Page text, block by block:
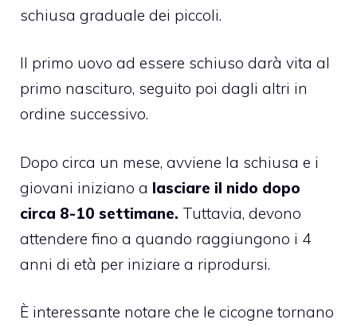
schiusa graduale dei piccoli.
Il primo uovo ad essere schiuso darà vita al
primo nascituro, seguito poi dagli altri in
ordine successivo.
Dopo circa un mese, avviene la schiusa e i
giovani iniziano a lasciare il nido dopo
circa 8-10 settimane. Tuttavia, devono
attendere fino a quando raggiungono i 4
anni di età per iniziare a riprodursi.
È interessante notare che le cicogne tornano